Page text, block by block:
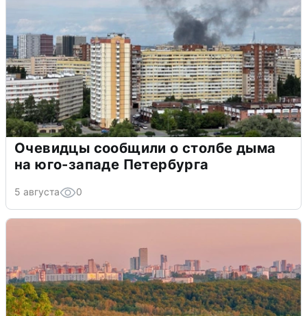
Очевидцы сообщили о столбе дыма
на юго-западе Петербурга
5 августа 0